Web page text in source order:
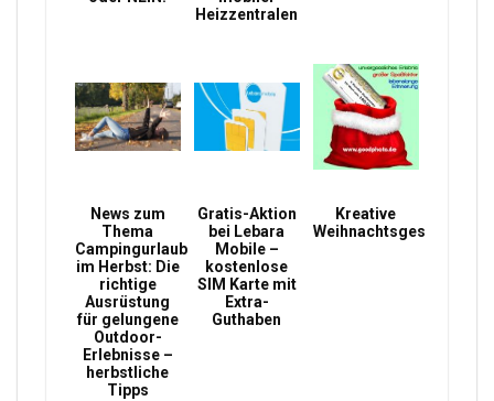
Heizzentralen
News zum
Thema
Campingurlaub
im Herbst: Die
richtige
Ausrüstung
für gelungene
Outdoor-
Erlebnisse –
herbstliche
Tipps
Gratis-Aktion
bei Lebara
Mobile –
kostenlose
SIM Karte mit
Extra-
Guthaben
Kreative
Weihnachtsgeschenke